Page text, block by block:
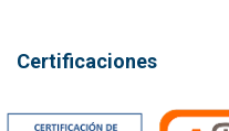
Certificaciones